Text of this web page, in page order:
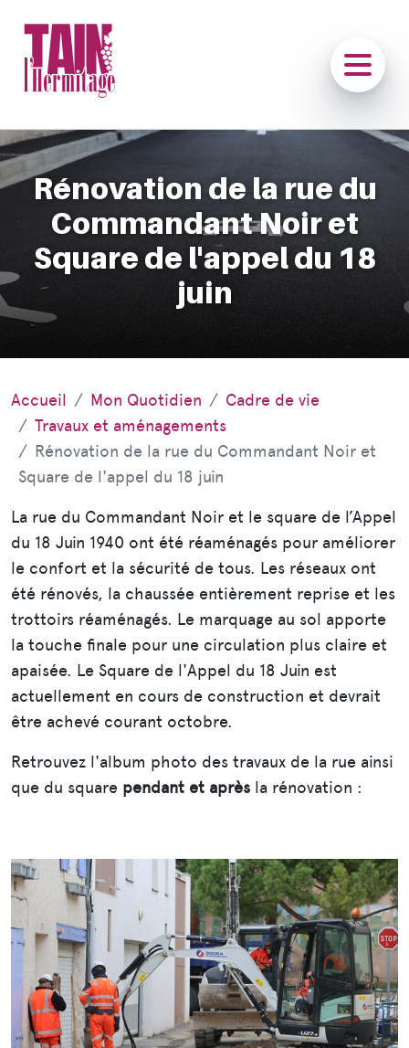
Rénovation de la rue du
Commandant Noir et
Square de l'appel du 18
juin
Accueil Mon Quotidien
Cadre de vie
Travaux et aménagements
Rénovation de la rue du Commandant Noir et
Square de l'appel du 18 juin
La rue du Commandant Noir et le square de l’Appel
du 18 Juin 1940 ont été réaménagés pour améliorer
le confort et la sécurité de tous. Les réseaux ont
été rénovés, la chaussée entièrement reprise et les
trottoirs réaménagés. Le marquage au sol apporte
la touche finale pour une circulation plus claire et
apaisée. Le Square de l'Appel du 18 Juin est
actuellement en cours de construction et devrait
être achevé courant octobre.
Retrouvez l'album photo des travaux de la rue ainsi
que du square pendant et après la rénovation :